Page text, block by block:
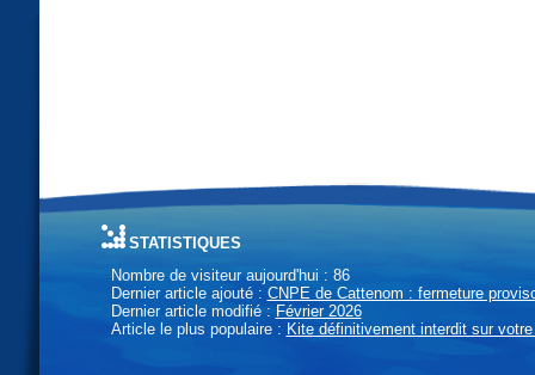
statistiques
Nombre de visiteur aujourd'hui : 86
Dernier article ajouté : CNPE de Cattenom : fermeture
Dernier article modifié : Février 2026
Article le plus populaire : Kite définitivement interdit sur